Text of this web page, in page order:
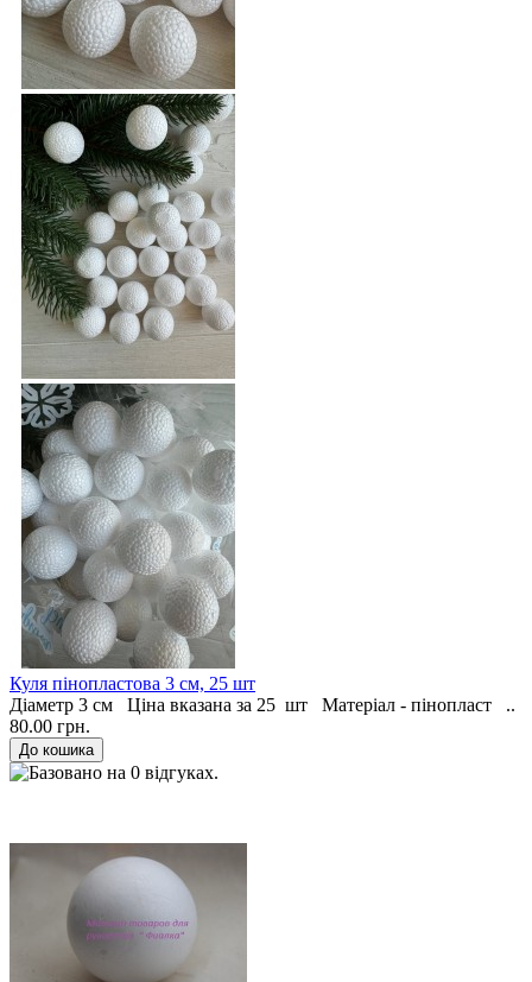
Куля пінопластова 3 см, 25 шт
Діаметр 3 см Ціна вказана за 25 шт Матеріал - пінопласт ..
80.00 грн.